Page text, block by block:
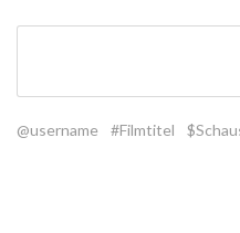
@username #Filmtitel